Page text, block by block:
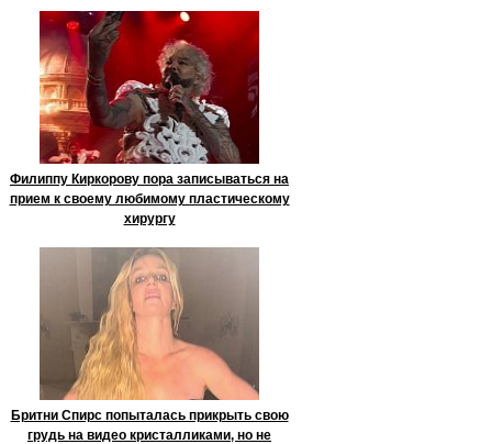
Филиппу Киркорову пора записываться на
прием к своему любимому пластическому
хирургу
Бритни Спирс попыталась прикрыть свою
грудь на видео кристалликами, но не